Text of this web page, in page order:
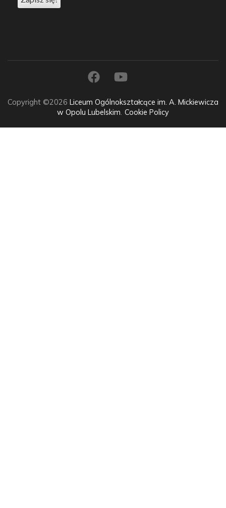
Copyright ©2026 Liceum Ogólnokształcące im. A. Mickiewicza
w Opolu Lubelskim. Cookie Policy